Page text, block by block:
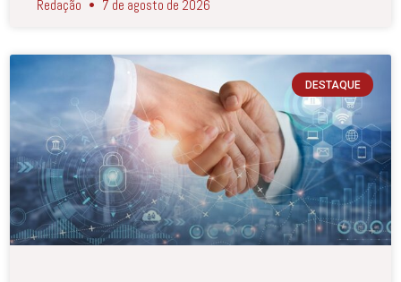
Redação 7 de agosto de 2026
DESTAQUE